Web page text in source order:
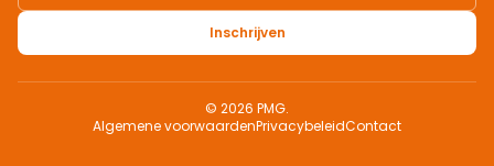
Inschrijven
© 2026 PMG.
Algemene voorwaardenPrivacybeleidContact